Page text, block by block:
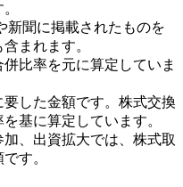
新聞に掲載されたものを
まれます。
比率を元に算定していま
要した金額です。株式交換
基に算定しています。
、出資拡大では、株式取
す。